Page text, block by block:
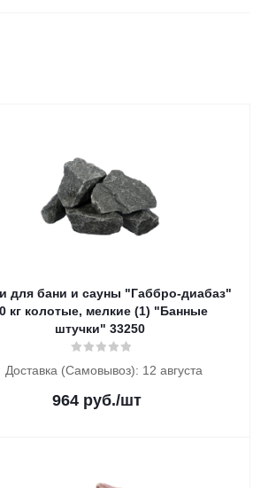
для бани и сауны "Габбро-диабаз"
кг колотые, мелкие (1) "Банные
штучки" 33250
Доставка (Самовывоз): 12 августа
964 руб./шт